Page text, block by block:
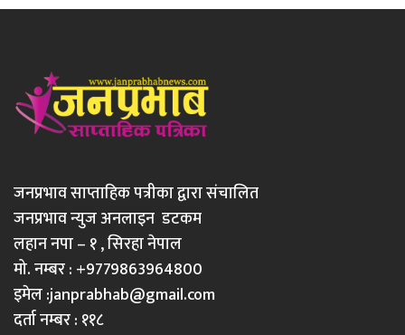
जनप्रभाव साप्ताहिक पत्रीका द्वारा संचालित
जनप्रभाव न्युज अनलाइन डटकम
लहान नपा – १ , सिरहा नेपाल
मो. नम्बर : +9779863964800
इमेल :janprabhab@gmail.com
दर्ता नम्बर : ११८